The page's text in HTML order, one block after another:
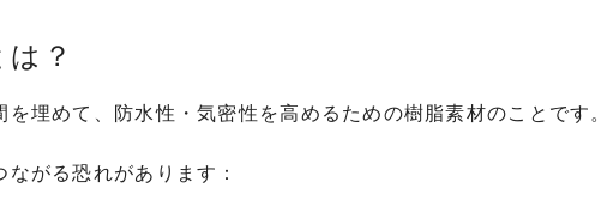
？
埋めて、防水性・気密性を高めるための樹脂素材のことです。
がる恐れがあります：